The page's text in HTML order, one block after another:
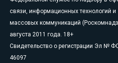
связи, информационных технологий и
массовых коммуникаций
августа 2011 года. 18+
Свидетельство о регистрации Эл №
46097